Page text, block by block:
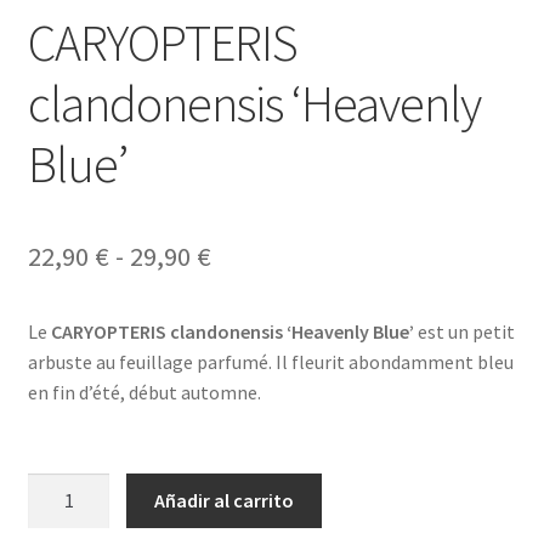
CARYOPTERIS
clandonensis ‘Heavenly
Blue’
22,90 € - 29,90 €Rango
precios:
desde
hasta
29,90 €
Le CARYOPTERIS clandonensis ‘Heavenly Blue’ est un petit
arbuste au feuillage parfumé. Il fleurit abondamment bleu
en fin d’été, début automne.
Añadir al carrito